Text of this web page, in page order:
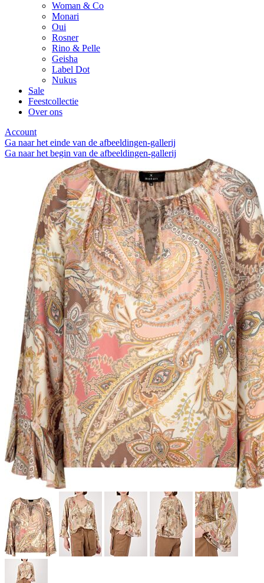
Woman & Co
Monari
Oui
Rosner
Rino & Pelle
Geisha
Label Dot
Nukus
Sale
Feestcollectie
Over ons
Account
Ga naar het einde van de afbeeldingen-gallerij
Ga naar het begin van de afbeeldingen-gallerij